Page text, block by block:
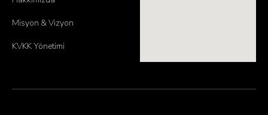
Misyon & Vizyon
KVKK Yönetimi